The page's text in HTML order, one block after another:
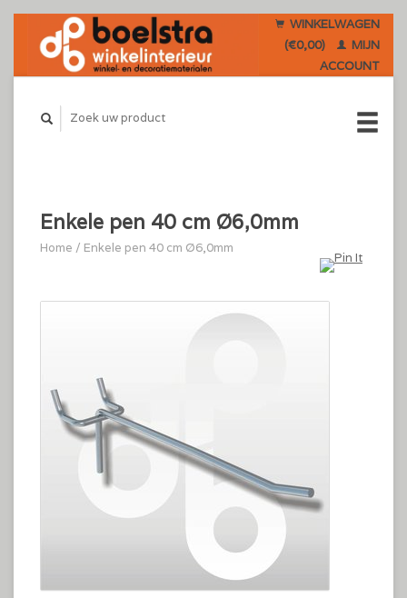
WINKELWAGEN
(€0,00)
MIJN
ACCOUNT
Enkele pen 40 cm Ø6,0mm
Home / Enkele pen 40 cm Ø6,0mm